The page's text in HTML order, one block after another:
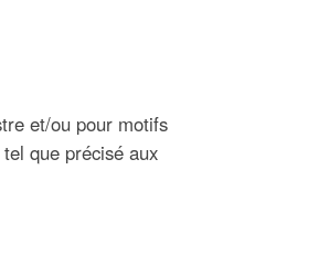
et/ou pour motifs
que précisé aux